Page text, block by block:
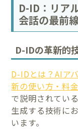
D-ID：リア
会話の最前
D-IDの革新的
D-IDとは？AIア
新の使い方・料
で説明されてい
生成する技術に
います。